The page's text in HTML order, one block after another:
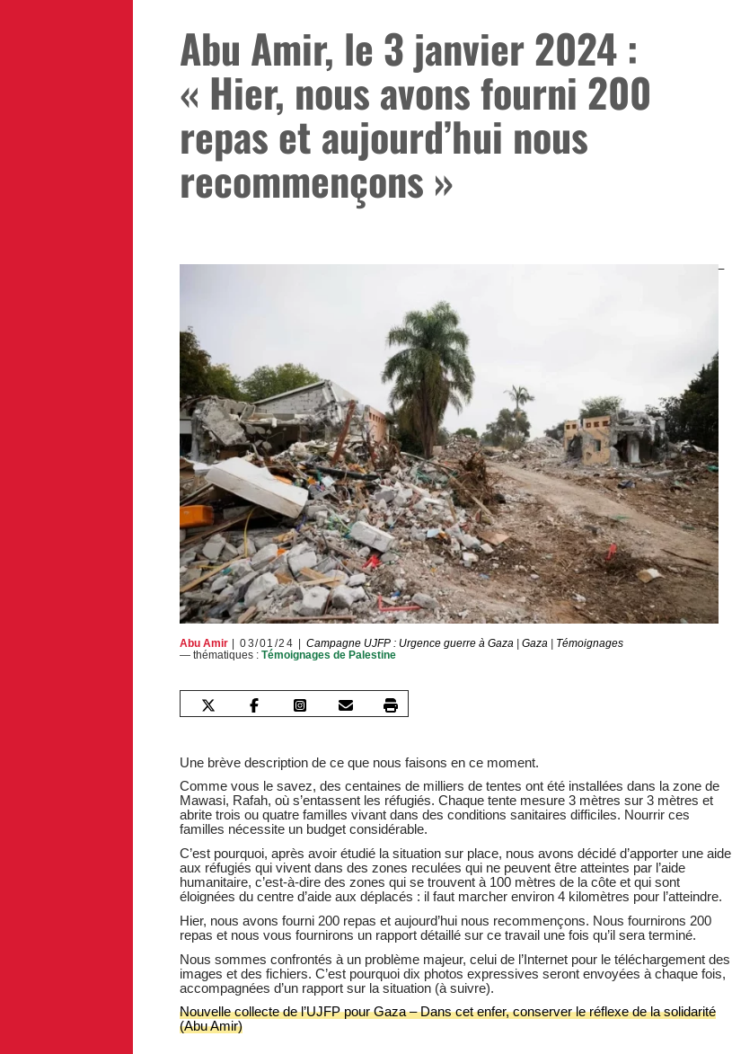
Abu Amir, le 3 janvier 2024 :
« Hier, nous avons fourni 200
repas et aujourd’hui nous
recommençons »
Abu Amir 03/01/24 Campagne UJFP : Urgence guerre à Gaza Gaza
Témoignages
— thématiques : Témoignages de Palestine
Une brève description de ce que nous faisons en ce moment.
Comme vous le savez, des centaines de milliers de tentes ont été installées dans la zone de
Mawasi, Rafah, où s’entassent les réfugiés. Chaque tente mesure 3 mètres sur 3 mètres et
abrite trois ou quatre familles vivant dans des conditions sanitaires difficiles. Nourrir ces
familles nécessite un budget considérable.
C’est pourquoi, après avoir étudié la situation sur place, nous avons décidé d’apporter une aide
aux réfugiés qui vivent dans des zones reculées qui ne peuvent être atteintes par l’aide
humanitaire, c’est-à-dire des zones qui se trouvent à 100 mètres de la côte et qui sont
éloignées du centre d’aide aux déplacés : il faut marcher environ 4 kilomètres pour l’atteindre.
Hier, nous avons fourni 200 repas et aujourd’hui nous recommençons. Nous fournirons 200
repas et nous vous fournirons un rapport détaillé sur ce travail une fois qu’il sera terminé.
Nous sommes confrontés à un problème majeur, celui de l’Internet pour le téléchargement des
images et des fichiers. C’est pourquoi dix photos expressives seront envoyées à chaque fois,
accompagnées d’un rapport sur la situation (à suivre).
Nouvelle collecte de l’UJFP pour Gaza – Dans cet enfer, conserver le réflexe de la solidarité
(Abu Amir)